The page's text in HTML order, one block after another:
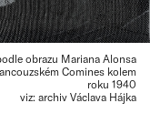
obrazu Mariana Alonsa
Comines kolem
roku 1940
viz: archiv Václava Hájka